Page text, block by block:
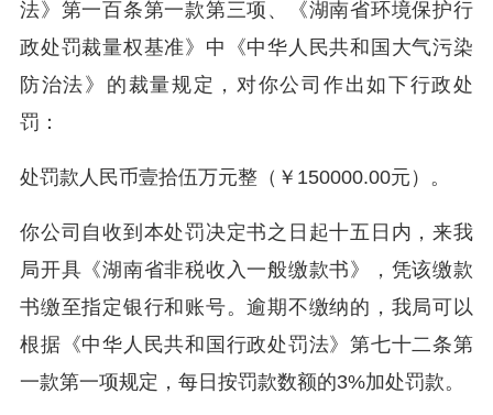
法》第一百条第一款第三项、《湖南省环境保护行
政处罚裁量权基准》中《中华人民共和国大气污染
防治法》的裁量规定，对你公司作出如下行政处
罚：
处罚款人民币壹拾伍万元整（￥150000.00元）。
你公司自收到本处罚决定书之日起十五日内，来我
局开具《湖南省非税收入一般缴款书》，凭该缴款
书缴至指定银行和账号。逾期不缴纳的，我局可以
根据《中华人民共和国行政处罚法》第七十二条第
一款第一项规定，每日按罚款数额的3%加处罚款。